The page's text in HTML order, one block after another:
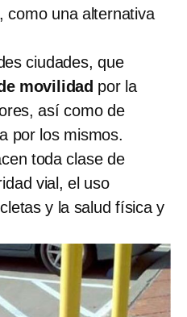
, como una alternativa
ciudades, que
movilidad por la
así como de
por los mismos.
toda clase de
vial, el uso
y la salud física y